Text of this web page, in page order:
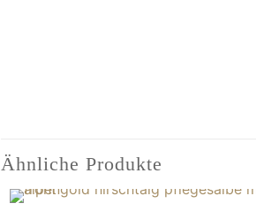
Ähnliche Produkte